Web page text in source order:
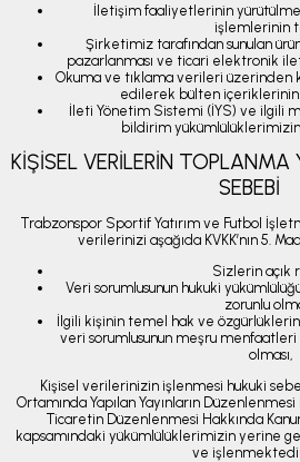
İletişim faaliyetlerinin
işlemlerinin
Şirketimiz tarafından sunulan
pazarlanması ve ticari elektronik
Okuma ve tıklama verileri üzerinden
edilerek bülten
İleti Yönetim Sistemi (İYS) ve ilgili
bildirim
KİŞİSEL VERİLERİN TOPLANMA
SEBEBİ
Trabzonspor Sportif Yatırım ve Futbol
verilerinizi aşağıda KVKK’nın 5.
Sizlerin açık
Veri sorumlusunun hukuki
zorunlu
İlgili kişinin temel hak ve
veri sorumlusunun meşru
olması,
Kişisel verilerinizin işlenmesi hukuki
Ortamında Yapılan Yayınların Düzenlenmesi
Ticaretin Düzenlenmesi Hakkında
kapsamındaki yükümlülüklerimizin yerine
ve